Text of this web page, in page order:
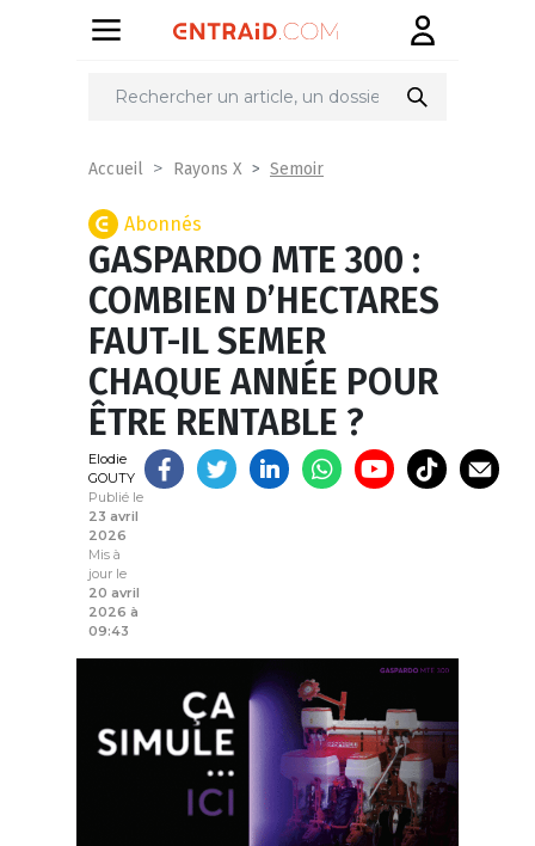
Partager
Accueil Rayons X Semoir
Abonnés
GASPARDO MTE 300 :
COMBIEN D’HECTARES
FAUT-IL SEMER
CHAQUE ANNÉE POUR
ÊTRE RENTABLE ?
Elodie
GOUTY
Publié le
23 avril
2026
Mis à
jour le
20 avril
2026 à
09:43